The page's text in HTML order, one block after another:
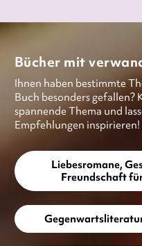
Bücher mit
Ihnen haben bestimmte
Buch besonders gefallen?
spannende Thema und
Empfehlungen inspirieren!
Liebesromane,
Freundschaft